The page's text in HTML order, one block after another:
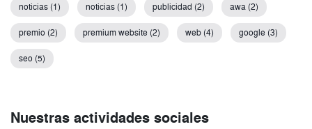
noticias (1) noticias (1) publicidad (2) awa (2)
premio (2) premium website (2) web (4) google (3)
seo (5)
Nuestras actividades sociales